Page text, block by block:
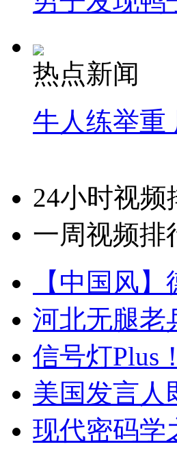
热点新闻
牛人练举重
24小时视频
一周视频排
【中国风
河北无腿老
信号灯Plus
美国发言人
现代密码